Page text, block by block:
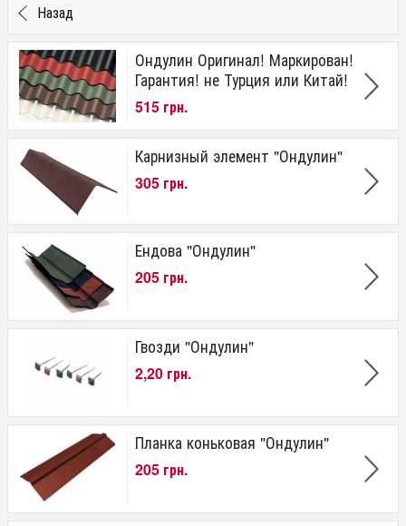
Назад
Ондулин Оригинал! Маркирован!
Гарантия! не Турция или Китай!
515 грн.
Карнизный элемент "Ондулин"
305 грн.
Ендова "Ондулин"
205 грн.
Гвозди "Ондулин"
2,20 грн.
Планка коньковая "Ондулин"
205 грн.